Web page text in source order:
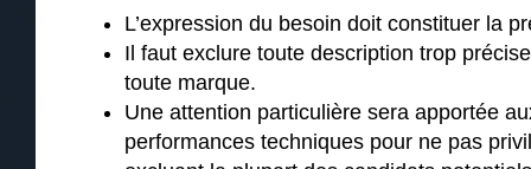
L’expression du besoin doit constituer la
Il faut exclure toute description trop
toute marque.
Une attention particulière sera apportée
performances techniques pour ne pas